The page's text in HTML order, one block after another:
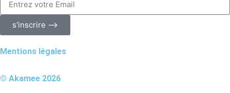
s'inscrire ⟶
Mentions légales
© Akamee 2026